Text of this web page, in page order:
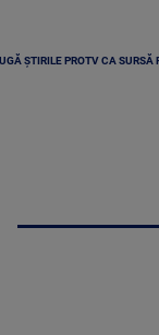
ȘTIRILE PROTV CA SURSĂ